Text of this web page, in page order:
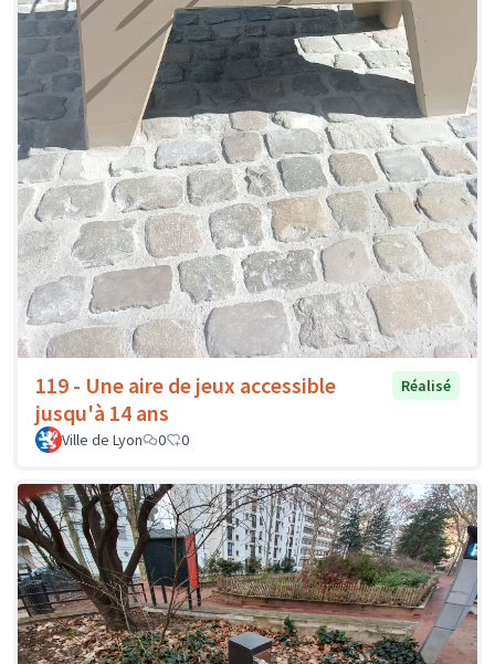
119 - Une aire de jeux accessible
jusqu'à 14 ans
Réalisé
Ville de Lyon 0 0